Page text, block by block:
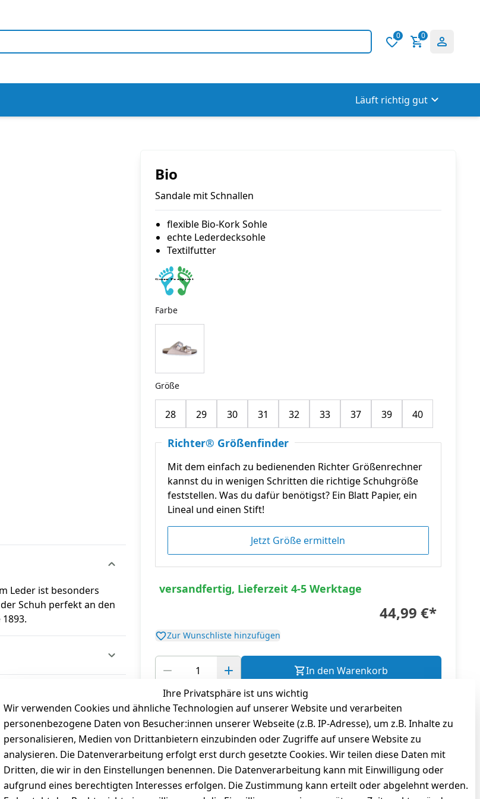
0 0
Läuft richtig gut
Bio
Sandale mit Schnallen
flexible Bio-Kork Sohle
echte Lederdecksohle
Textilfutter
Farbe
Größe
28 29 30 31 32 33 37 39 40
Richter® Größenfinder
Mit dem einfach zu bedienenden Richter Größenrechner
kannst du in wenigen Schritten die richtige Schuhgröße
feststellen. Was du dafür benötigst? Ein Blatt Papier, ein
Lineal und einen Stift!
Jetzt Größe ermitteln
versandfertig, Lieferzeit 4-5 Werktage
44,99 €*
Zur Wunschliste hinzufügen
In den Warenkorb
inkl. ges. MwStzzgl. Versandkosten
Leder ist besonders
Schuh perfekt an den
Ihre Privatsphäre ist uns wichtig
Wir verwenden Cookies und ähnliche Technologien auf unserer Website und verarbeiten
personenbezogene Daten von Besucher:innen unserer Webseite (z.B. IP-Adresse), um z.B. Inhalte zu
personalisieren, Medien von Drittanbietern einzubinden oder Zugriffe auf unsere Website zu
analysieren. Die Datenverarbeitung erfolgt erst durch gesetzte Cookies. Wir teilen diese Daten mit
Dritten, die wir in den Einstellungen benennen. Die Datenverarbeitung kann mit Einwilligung oder
aufgrund eines berechtigten Interesses erfolgen. Die Zustimmung kann erteilt oder abgelehnt werden.